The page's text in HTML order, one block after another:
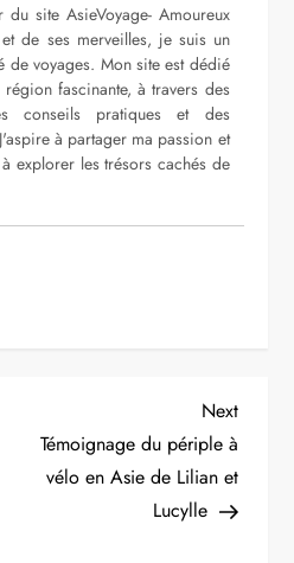
du site AsieVoyage- Amoureux
de ses merveilles, je suis un
de voyages. Mon site est dédié
fascinante, à travers des
conseils pratiques et des
à partager ma passion et
explorer les trésors cachés de
Next
Post
Next
Témoignage du périple à
vélo en Asie de Lilian et
Lucylle